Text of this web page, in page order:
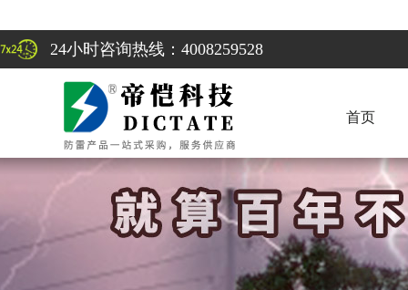
24小时咨询热线：4008259528
首页